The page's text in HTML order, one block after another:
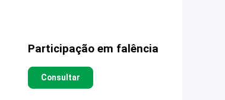
Participação em falência
Consultar